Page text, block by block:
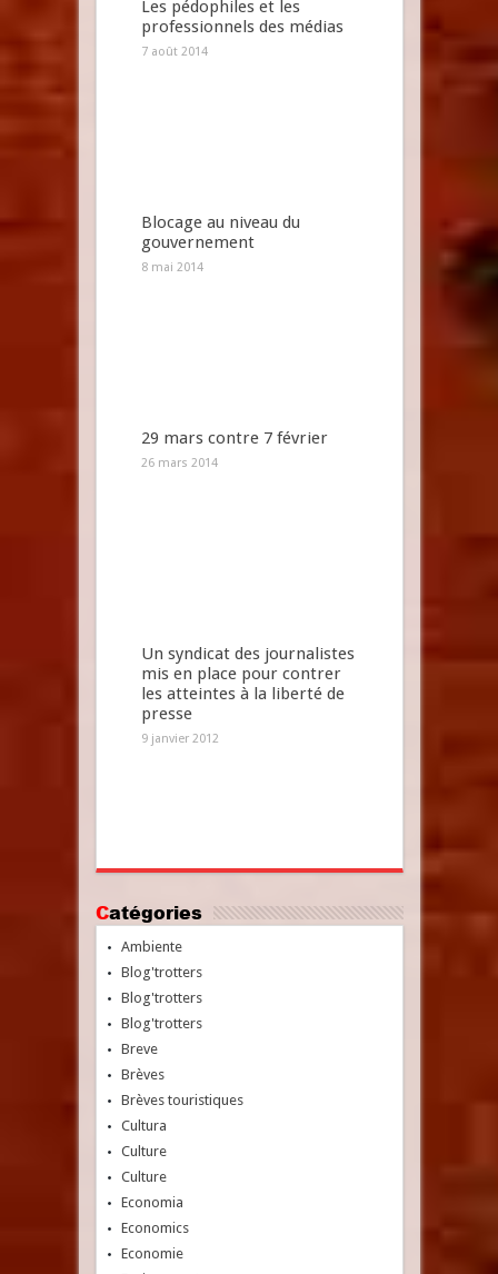
Les pédophiles et les
professionnels des médias
7 août 2014
Blocage au niveau du
gouvernement
8 mai 2014
29 mars contre 7 février
26 mars 2014
Un syndicat des journalistes
mis en place pour contrer
les atteintes à la liberté de
presse
9 janvier 2012
Catégories
Ambiente
Blog'trotters
Blog'trotters
Blog'trotters
Breve
Brèves
Brèves touristiques
Cultura
Culture
Culture
Economia
Economics
Economie